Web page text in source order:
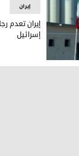
بالتجسس لصالح
إيران
إيران تعدم
إسرائيل